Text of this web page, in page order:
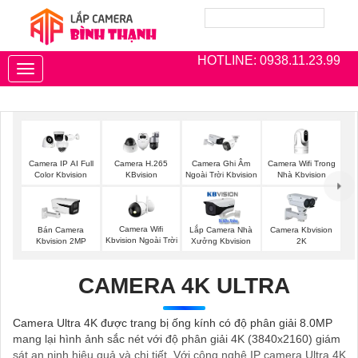
HOTLINE: 0938.11.23.99
Toggle
navigation
Camera IP AI Full
Color Kbvision
Camera H.265
KBvision
Camera Ghi Âm
Ngoài Trời Kbvision
Camera Wifi Trong
Nhà Kbvision
Bán Camera
Kbvision 2MP
Camera Wifi
Kbvision Ngoài Trời
Lắp Camera Nhà
Xưởng Kbvision
Camera Kbvision
2K
CAMERA 4K ULTRA
Camera Ultra 4K được trang bị ống kính có độ phân giải 8.0MP
mang lại hình ảnh sắc nét với độ phân giải 4K (3840x2160) giám
sát an ninh hiệu quả và chi tiết. Với công nghệ IP camera Ultra 4K